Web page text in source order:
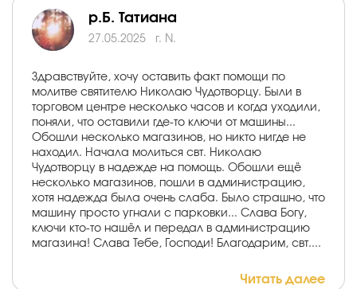
р.Б. Татиана
27.05.2025 г. N.
Здравствуйте, хочу оставить факт помощи по
молитве святителю Николаю Чудотворцу. Были в
торговом центре несколько часов и когда уходили,
поняли, что оставили где-то ключи от машины...
Обошли несколько магазинов, но никто нигде не
находил. Начала молиться свт. Николаю
Чудотворцу в надежде на помощь. Обошли ещё
несколько магазинов, пошли в администрацию,
хотя надежда была очень слаба. Было страшно, что
машину просто угнали с парковки... Слава Богу,
ключи кто-то нашёл и передал в администрацию
магазина! Слава Тебе, Господи! Благодарим, свт....
Читать далее